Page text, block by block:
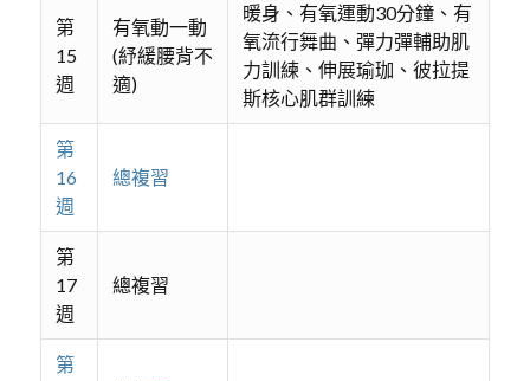
第
15
週
有氧動一動
(紓緩腰背不
適)
暖身、有氧運動30分鐘、有
氧流行舞曲、彈力彈輔助肌
力訓練、伸展瑜珈、彼拉提
斯核心肌群訓練
第
16
週
總複習
第
17
週
總複習
第